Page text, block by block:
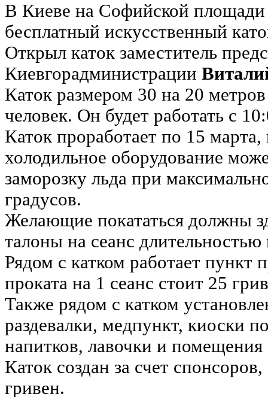
В Киеве на Софийской площади
бесплатный искусственный
Открыл каток заместитель
Киевгорадминистрации
Каток размером 30 на 20
человек. Он будет работать с
Каток проработает по 15 марта,
холодильное оборудование
заморозку льда при
градусов.
Желающие покататься должны
талоны на сеанс
Рядом с катком работает пункт
проката на 1 сеанс стоит 25
Также рядом с катком
раздевалки, медпункт, киоски
напитков, лавочки и
Каток создан за счет
гривен.